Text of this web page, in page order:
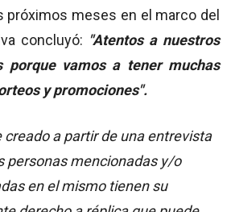
próximos meses en el marco del
concluyó: "Atentos a nuestros
porque vamos a tener muchas
y promociones".
creado a partir de una entrevista
personas mencionadas y/o
en el mismo tienen su